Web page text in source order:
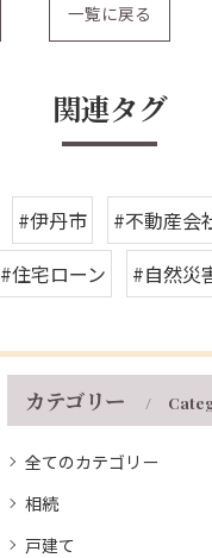
一覧に戻る
関連タグ
#伊丹市 #不動産会
#住宅ローン
#自然災
カテゴリー
全てのカテゴリー
相続
戸建て